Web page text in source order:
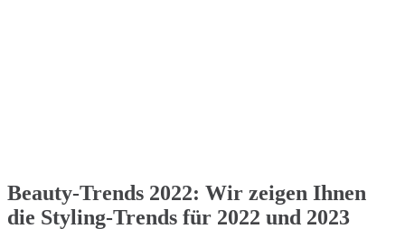
Beauty-Trends 2022: Wir zeigen Ihnen
die Styling-Trends für 2022 und 2023